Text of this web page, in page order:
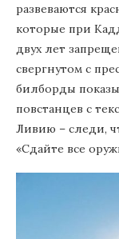
развеваются
которые при
двух лет
свергнутом с
билборды
повстанцев с
Ливию – следи,
«Сдайте все